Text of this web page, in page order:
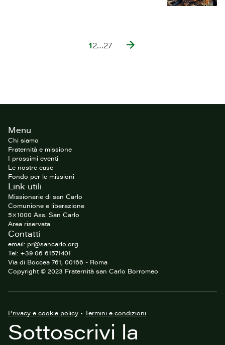
12…27
FooterMenu
Chi siamo
Fraternità e missione
I prossimi eventi
Le nostre case
Fondo per le missioni
Link utili
Missionarie di san Carlo
Comunione e liberazione
5×1000 Ass. San Carlo
Area riservata
Contatti
email: pr@sancarlo.org
Tel: +39 06 61571401
Via di Boccea 761, 00166 - Roma
Copyright © 2023 Fraternità san Carlo Borromeo
Privacy e cookie policy • Termini e condizioni
Sottoscrivi la